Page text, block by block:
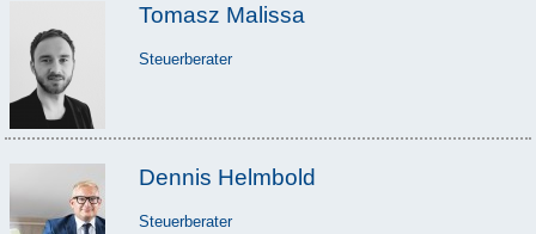
Tomasz Malissa
Steuerberater
Dennis Helmbold
Steuerberater